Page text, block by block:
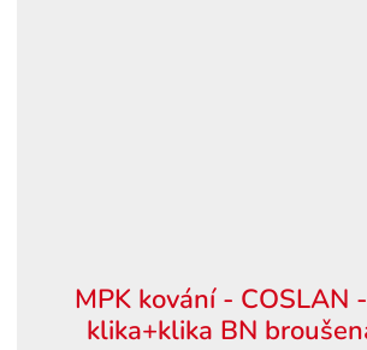
MPK kování - COSLAN
klika+klika BN